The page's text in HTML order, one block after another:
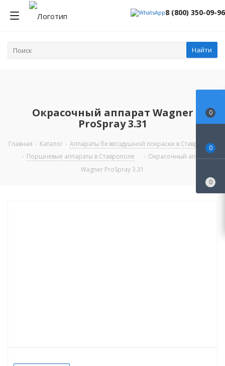
8 (800) 350-09-96
Найти
Окрасочный аппарат Wagner
ProSpray 3.31
Главная - Каталог - Аппараты безвоздушной покраски в Ставрополе
- Поршневые аппараты в Ставрополе - Окрасочный аппарат
Wagner ProSpray 3.31
0
0
0